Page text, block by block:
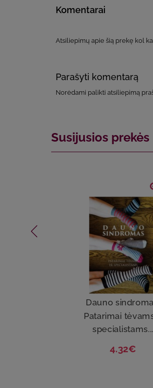
Komentarai
Atsiliepimų apie šią prekę kol
Parašyti komentarą
Norėdami palikti atsiliepimą
Susijusios prekės
Dauno
Patarimai
specialistams...
4.32€